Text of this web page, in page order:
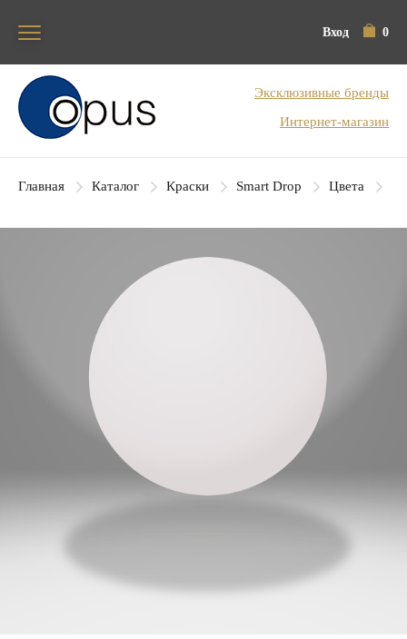
Вход 0
Блок поиска
Эксклюзивные бренды
Интернет-магазин
Главная Каталог Краски Smart Drop Цвета